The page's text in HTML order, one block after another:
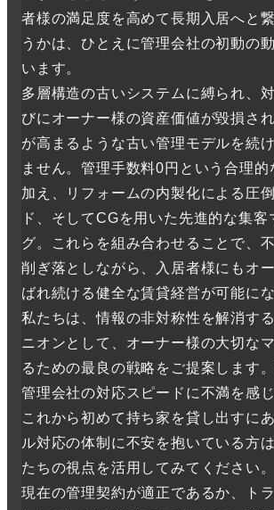
者様の満足度を高めて長期入居へと
うかは、ひとえに管理会社の初動の
います。
多層構造の古いシステムに縛られ、
びにオーナー様の資産価値が毀損さ
が高まるような古い管理モデルを続
ません。管理手数料0円という合理的
加え、リフォームの内製化による圧
ド、そしてCGを用いた先進的な集客
グ。これらを組み合わせることで、
削ぎ落としながら、入居者様にもオ
ばれ続ける健全な賃貸経営が可能にな
私たちは、情報の非対称性を解消す
ニオンとして、オーナー様の大切な
るための最良の戦略をご提案します
管理会社の対応スピードに不満を感
これから初めて持ち家を貸し出すに
ル対応の体制に不安を抱いている方
たちの視点を活用してみてください。
現在の管理契約が適正であるか、ト